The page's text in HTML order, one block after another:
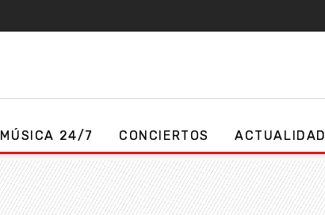
MÚSICA 24/7 CONCIERTOS ACTUALIDAD